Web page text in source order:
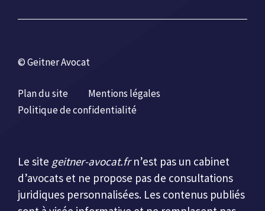
© Geitner Avocat
Plan du site
Mentions légales
Politique de confidentialité
Le site geitner-avocat.frn’est pas un cabinet
d’avocats et ne propose pas de consultations
juridiques personnalisées. Les contenus publiés